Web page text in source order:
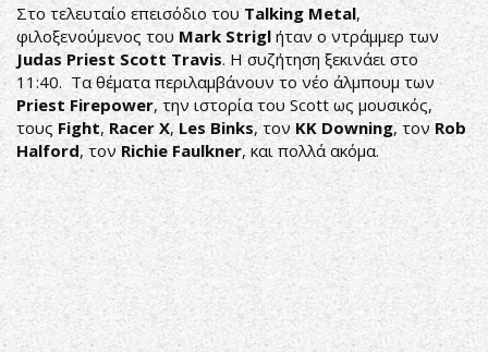
Στο τελευταίο επεισόδιο τουTalking Metal,
φιλοξενούμενος του Mark Strigl ήταν ο ντράμμερ των
Judas Priest Scott Travis. Η συζήτηση ξεκινάει στο
11:40. Τα θέματα περιλαμβάνουν το νέο άλμπουμ των
Priest Firepower, την ιστορία του Scott ως μουσικός,
τους Fight, Racer X,Les Binks, τονKK Downing, τονRob
Halford, τονRichie Faulkner, και πολλά ακόμα.